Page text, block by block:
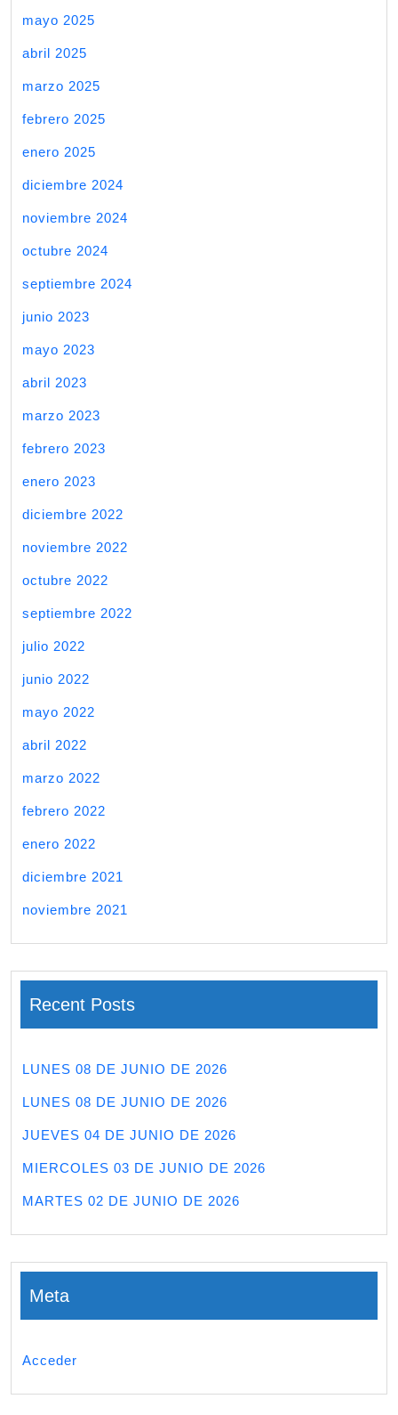
mayo 2025
abril 2025
marzo 2025
febrero 2025
enero 2025
diciembre 2024
noviembre 2024
octubre 2024
septiembre 2024
junio 2023
mayo 2023
abril 2023
marzo 2023
febrero 2023
enero 2023
diciembre 2022
noviembre 2022
octubre 2022
septiembre 2022
julio 2022
junio 2022
mayo 2022
abril 2022
marzo 2022
febrero 2022
enero 2022
diciembre 2021
noviembre 2021
Recent Posts
LUNES 08 DE JUNIO DE 2026
LUNES 08 DE JUNIO DE 2026
JUEVES 04 DE JUNIO DE 2026
MIERCOLES 03 DE JUNIO DE 2026
MARTES 02 DE JUNIO DE 2026
Meta
Acceder